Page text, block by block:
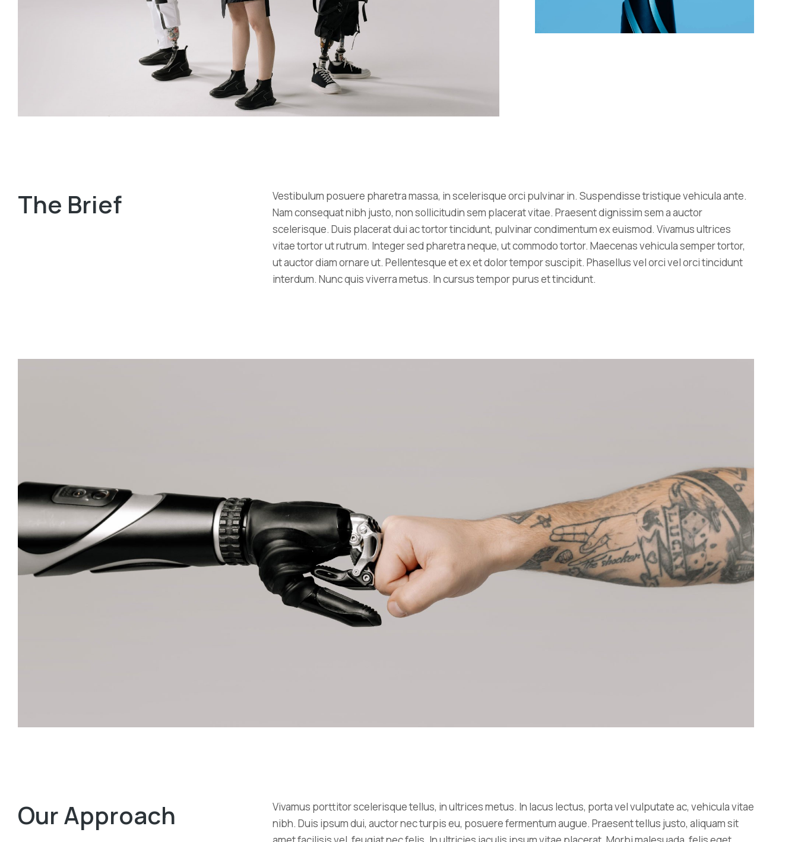
The Brief
Vestibulum posuere pharetra massa, in scelerisque orci pulvinar in. Suspendisse tristique vehicula ante.
Nam consequat nibh justo, non sollicitudin sem placerat vitae. Praesent dignissim sem a auctor
scelerisque. Duis placerat dui ac tortor tincidunt, pulvinar condimentum ex euismod. Vivamus ultrices
vitae tortor ut rutrum. Integer sed pharetra neque, ut commodo tortor. Maecenas vehicula semper tortor,
ut auctor diam ornare ut. Pellentesque et ex et dolor tempor suscipit. Phasellus vel orci vel orci tincidunt
interdum. Nunc quis viverra metus. In cursus tempor purus et tincidunt.
Our Approach
Vivamus porttitor scelerisque tellus, in ultrices metus. In lacus lectus, porta vel vulputate ac, vehicula vitae
nibh. Duis ipsum dui, auctor nec turpis eu, posuere fermentum augue. Praesent tellus justo, aliquam sit